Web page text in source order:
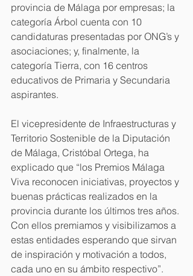
provincia de Málaga por empresas; la
categoría Árbol cuenta con 10
candidaturas presentadas por ONG’s y
asociaciones; y, finalmente, la
categoría Tierra, con 16 centros
educativos de Primaria y Secundaria
aspirantes.
El vicepresidente de Infraestructuras y
Territorio Sostenible de la Diputación
de Málaga, Cristóbal Ortega, ha
explicado que “los Premios Málaga
Viva reconocen iniciativas, proyectos y
buenas prácticas realizados en la
provincia durante los últimos tres años.
Con ellos premiamos y visibilizamos a
estas entidades esperando que sirvan
de inspiración y motivación a todos,
cada uno en su ámbito respectivo”.